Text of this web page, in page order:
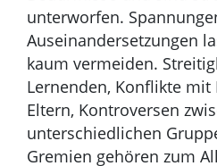
unterworfen.
Auseinandersetzungen
kaum vermeiden.
Lernenden, Konflikte
Eltern, Kontroversen
unterschiedlichen
Gremien gehören zum